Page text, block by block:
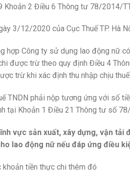
2 Điều 6 Thông tư 78/2014/
3/12/2020 của Cục Thuế TP. Hà
hợp Công ty sử dụng lao động nữ
được trừ theo quy định Điều 4
trừ khi xác định thu nhập chịu
TNDN phải nộp tương ứng với số
tại Khoản 1 Điều 21 Thông tư số
vực sản xuất, xây dựng, vận tải
lao động nữ nếu đáp ứng điều
tiền thực chi thêm đó